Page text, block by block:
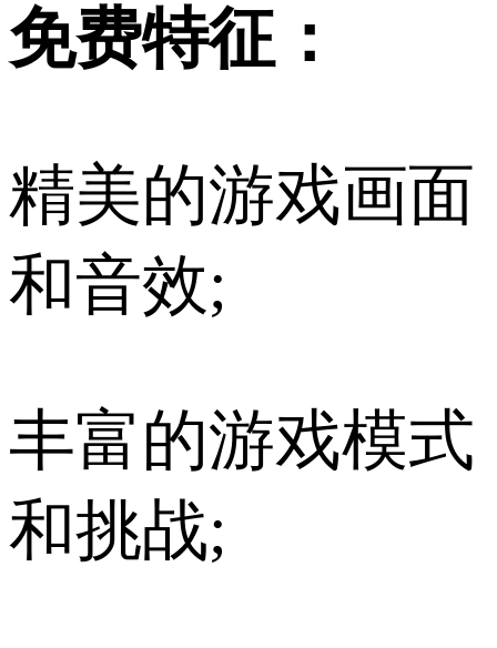
免费特征：
精美的游戏画面
和音效;
丰富的游戏模式
和挑战;